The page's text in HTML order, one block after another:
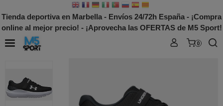
Tienda deportiva en Marbella - Envíos 24/72h España - ¡Compra
online al mejor precio! - ¡Aprovecha las OFERTAS de M5 Sport!
0